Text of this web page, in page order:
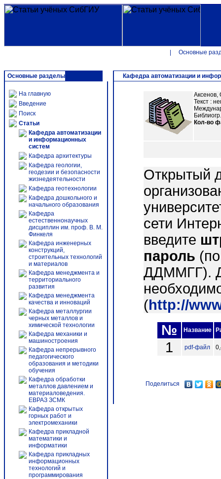
Основные
Основные разделы
На главную
Введение
Поиск
Статьи
Кафедра автоматизации
и информационных
систем
Кафедра архитектуры
Кафедра геологии,
геодезии и безопасности
жизнедеятельности
Кафедра геотехнологии
Кафедра дошкольного и
начального образования
Кафедра
естественнонаучных
дисциплин им. проф. В. М.
Финкеля
Кафедра инженерных
конструкций,
строительных технологий
и материалов
Кафедра менеджмента и
территориального
развития
Кафедра менеджмента
качества и инноваций
Кафедра металлургии
черных металлов и
химической технологии
Кафедра механики и
машиностроения
Кафедра непрерывного
педагогического
образования и методики
обучения
Кафедра обработки
металлов давлением и
материаловедения.
ЕВРАЗ ЗСМК
Кафедра открытых
горных работ и
электромеханики
Кафедра прикладной
математики и
информатики
Кафедра прикладных
информационных
технологий и
программирования
Кафедра автоматизации и
Аксенов,
Текст :
Кол-во
Открытый
сети
введите
пароль
ДДММГГ).
(http://
№
Название
1 pdf-файл
Поделиться